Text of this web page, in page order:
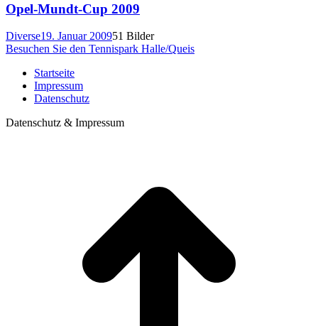
Opel-Mundt-Cup 2009
Diverse19. Januar 200951 Bilder
Besuchen Sie den Tennispark Halle/Queis
Startseite
Impressum
Datenschutz
Datenschutz & Impressum